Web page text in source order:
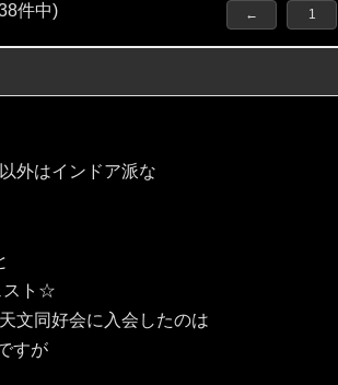
件中) ← 1
外はインドア派な
スト☆
文同好会に入会したのは
すが